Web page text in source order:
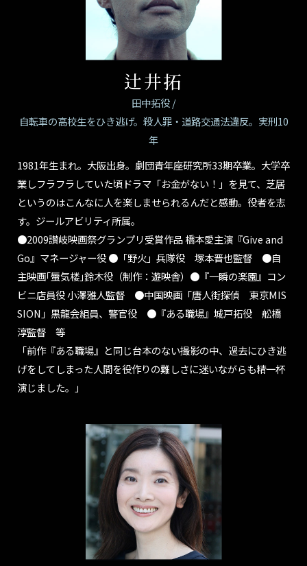
辻井拓
田中拓役 /
自転車の高校生をひき逃げ。殺人罪・道路交通法違反。実刑10
年
1981年生まれ。大阪出身。劇団青年座研究所33期卒業。大学卒
業しフラフラしていた頃ドラマ「お金がない！」を見て、芝居
というのはこんなに人を楽しませられるんだと感動。役者を志
す。ジールアビリティ所属。
●2009讃岐映画祭グランプリ受賞作品 橋本愛主演『Give and
Go』マネージャー役 ●「野火」兵隊役 塚本晋也監督 ●自
主映画｢蜃気楼｣鈴木役（制作：遊映舎）●『一瞬の楽園』コン
ビニ店員役 小澤雅人監督 ●中国映画「唐人街探偵 東京MIS
SION」黒龍会組員、警官役 ●『ある職場』城戸拓役 舩橋
淳監督 等
「前作『ある職場』と同じ台本のない撮影の中、過去にひき逃
げをしてしまった人間を役作りの難しさに迷いながらも精一杯
演じました。」